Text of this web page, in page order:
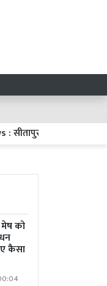
में असलहा फैक्ट्री का
मेष को
कैसा